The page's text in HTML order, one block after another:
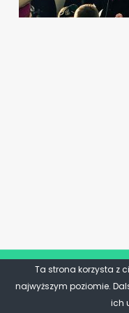
Ta strona korzysta z
najwyższym poziomie.
ich